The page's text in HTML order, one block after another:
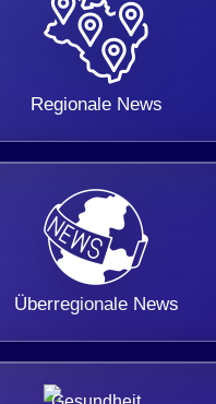
Regionale News
Überregionale News